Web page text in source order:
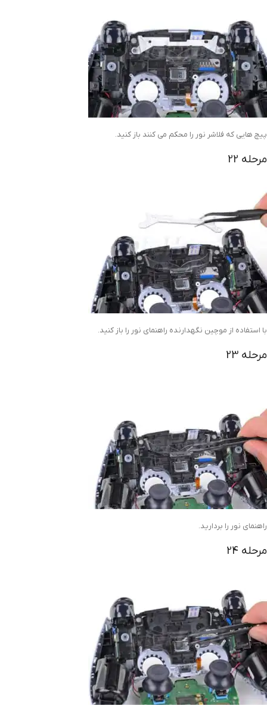
پیچ هایی که فلاشر نور را محکم می کنند باز کنید.
مرحله 22
با استفاده از موچین نگهدارنده راهنمای نور را باز کنید.
مرحله 23
راهنمای نور را بردارید.
مرحله 24